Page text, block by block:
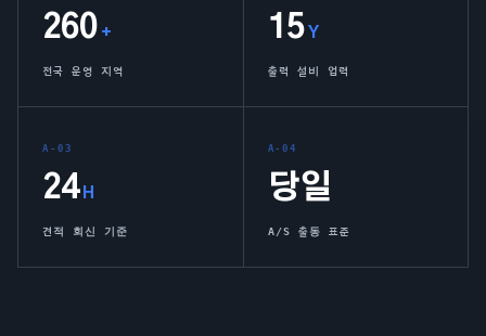
260 +
전국 운영 지역
15 Y
출력 설비 업력
A-03
24 H
견적 회신 기준
A-04
당일
A/S 출동 표준